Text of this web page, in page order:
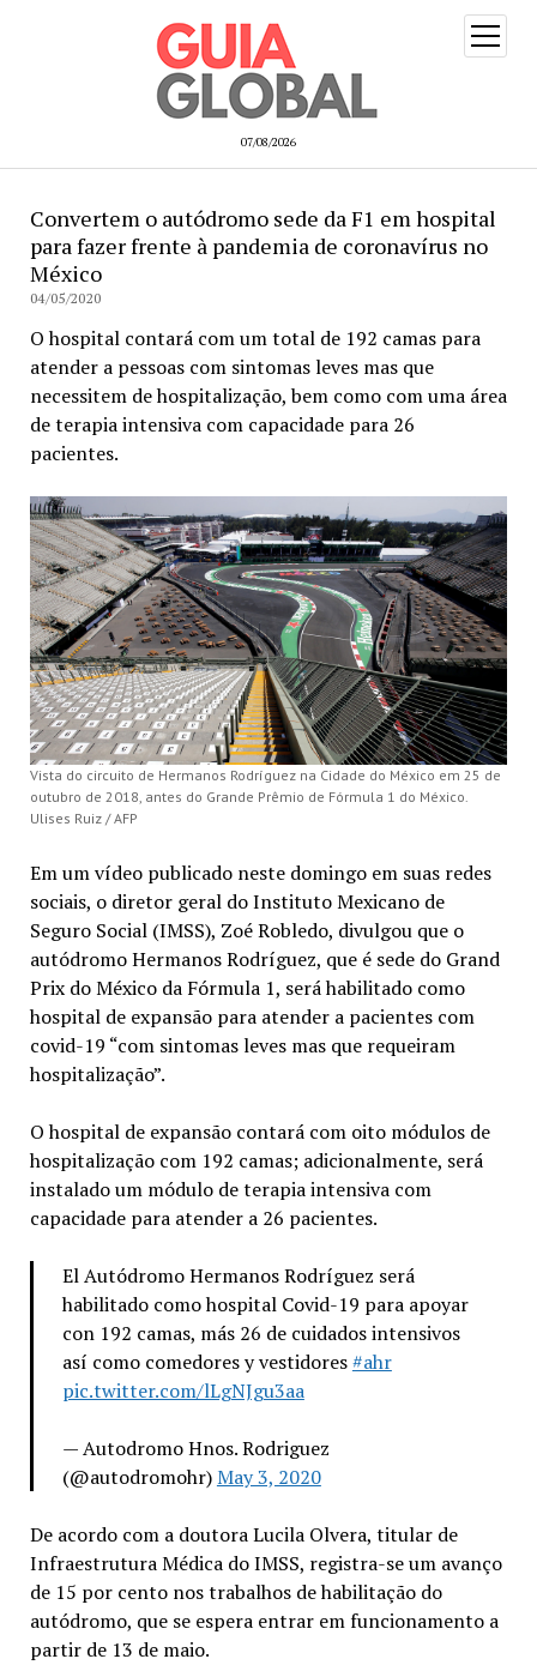
07/08/2026
open
menu
Convertem o autódromo sede da F1 em hospital
para fazer frente à pandemia de coronavírus no
México
04/05/2020
O hospital contará com um total de 192 camas para
atender a pessoas com sintomas leves mas que
necessitem de hospitalização, bem como com uma área
de terapia intensiva com capacidade para 26
pacientes.
Vista do circuito de Hermanos Rodríguez na Cidade do México em 25 de
outubro de 2018, antes do Grande Prêmio de Fórmula 1 do México.
Ulises Ruiz / AFP
Em um vídeo publicado neste domingo em suas redes
sociais, o diretor geral do Instituto Mexicano de
Seguro Social (IMSS), Zoé Robledo, divulgou que o
autódromo Hermanos Rodríguez, que é sede do Grand
Prix do México da Fórmula 1, será habilitado como
hospital de expansão para atender a pacientes com
covid-19 “com sintomas leves mas que requeiram
hospitalização”.
O hospital de expansão contará com oito módulos de
hospitalização com 192 camas; adicionalmente, será
instalado um módulo de terapia intensiva com
capacidade para atender a 26 pacientes.
El Autódromo Hermanos Rodríguez será
habilitado como hospital Covid-19 para apoyar
con 192 camas, más 26 de cuidados intensivos
así como comedores y vestidores#ahr
pic.twitter.com/lLgNJgu3aa
— Autodromo Hnos. Rodriguez
(@autodromohr)May 3, 2020
De acordo com a doutora Lucila Olvera, titular de
Infraestrutura Médica do IMSS, registra-se um avanço
de 15 por cento nos trabalhos de habilitação do
autódromo, que se espera entrar em funcionamento a
partir de 13 de maio.